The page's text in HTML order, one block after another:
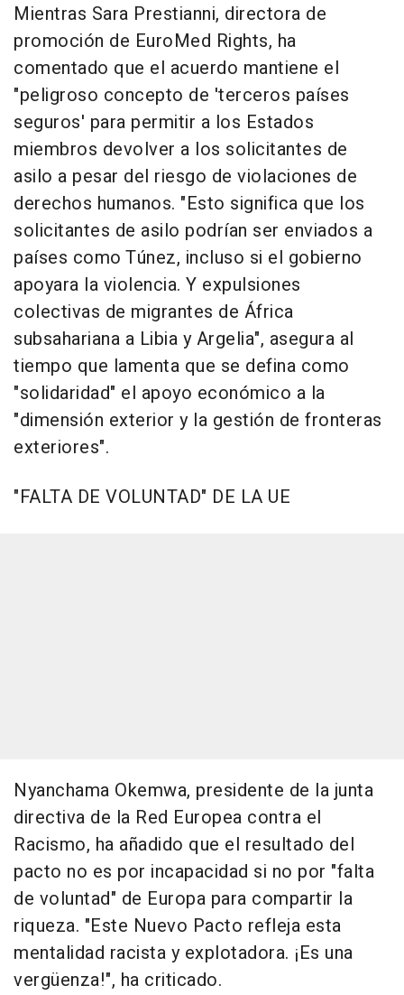
Mientras Sara Prestianni, directora de
promoción de EuroMed Rights, ha
comentado que el acuerdo mantiene el
"peligroso concepto de 'terceros países
seguros' para permitir a los Estados
miembros devolver a los solicitantes de
asilo a pesar del riesgo de violaciones de
derechos humanos. "Esto significa que los
solicitantes de asilo podrían ser enviados a
países como Túnez, incluso si el gobierno
apoyara la violencia. Y expulsiones
colectivas de migrantes de África
subsahariana a Libia y Argelia", asegura al
tiempo que lamenta que se defina como
"solidaridad" el apoyo económico a la
"dimensión exterior y la gestión de fronteras
exteriores".
"FALTA DE VOLUNTAD" DE LA UE
Nyanchama Okemwa, presidente de la junta
directiva de la Red Europea contra el
Racismo, ha añadido que el resultado del
pacto no es por incapacidad si no por "falta
de voluntad" de Europa para compartir la
riqueza. "Este Nuevo Pacto refleja esta
mentalidad racista y explotadora. ¡Es una
vergüenza!", ha criticado.